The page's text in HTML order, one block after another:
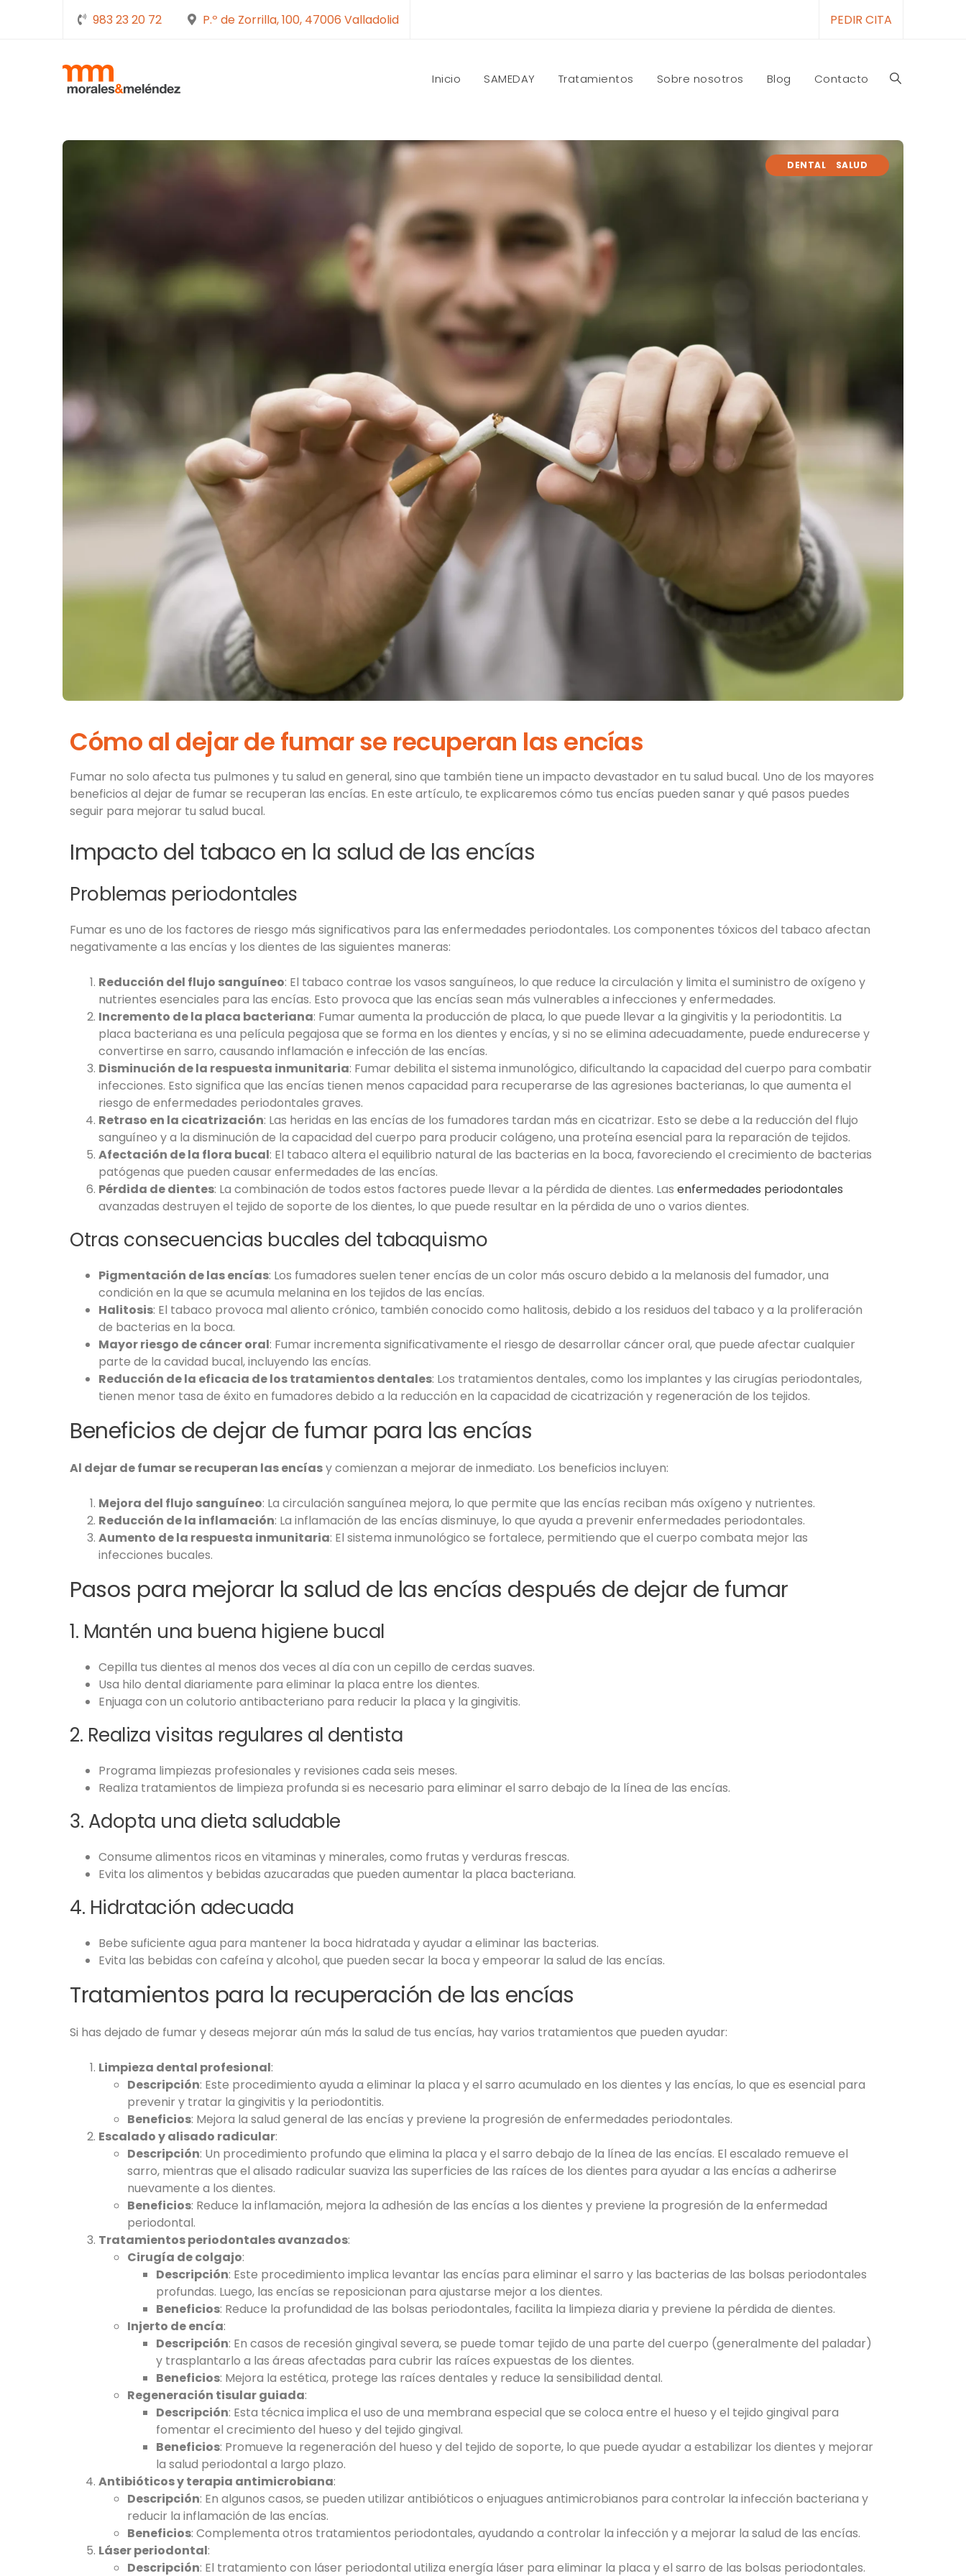
983 23 20 72 P.º de Zorrilla, 100, 47006 Valladolid PEDIR CITA
Inicio SAMEDAY Tratamientos Sobre nosotros Blog Contacto
DENTAL SALUD
Cómo al dejar de fumar se recuperan las encías
Fumar no solo afecta tus pulmones y tu salud en general, sino que también tiene un impacto devastador en tu salud bucal. Uno de los mayores
beneficios al dejar de fumar se recuperan las encías. En este artículo, te explicaremos cómo tus encías pueden sanar y qué pasos puedes
seguir para mejorar tu salud bucal.
Impacto del tabaco en la salud de las encías
Problemas periodontales
Fumar es uno de los factores de riesgo más significativos para las enfermedades periodontales. Los componentes tóxicos del tabaco afectan
negativamente a las encías y los dientes de las siguientes maneras:
Reducción del flujo sanguíneo: El tabaco contrae los vasos sanguíneos, lo que reduce la circulación y limita el suministro de oxígeno y
nutrientes esenciales para las encías. Esto provoca que las encías sean más vulnerables a infecciones y enfermedades.
Incremento de la placa bacteriana: Fumar aumenta la producción de placa, lo que puede llevar a la gingivitis y la periodontitis. La
placa bacteriana es una película pegajosa que se forma en los dientes y encías, y si no se elimina adecuadamente, puede endurecerse y
convertirse en sarro, causando inflamación e infección de las encías.
Disminución de la respuesta inmunitaria: Fumar debilita el sistema inmunológico, dificultando la capacidad del cuerpo para combatir
infecciones. Esto significa que las encías tienen menos capacidad para recuperarse de las agresiones bacterianas, lo que aumenta el
riesgo de enfermedades periodontales graves.
Retraso en la cicatrización: Las heridas en las encías de los fumadores tardan más en cicatrizar. Esto se debe a la reducción del flujo
sanguíneo y a la disminución de la capacidad del cuerpo para producir colágeno, una proteína esencial para la reparación de tejidos.
Afectación de la flora bucal: El tabaco altera el equilibrio natural de las bacterias en la boca, favoreciendo el crecimiento de bacterias
patógenas que pueden causar enfermedades de las encías.
Pérdida de dientes: La combinación de todos estos factores puede llevar a la pérdida de dientes. Las enfermedades periodontales
avanzadas destruyen el tejido de soporte de los dientes, lo que puede resultar en la pérdida de uno o varios dientes.
Otras consecuencias bucales del tabaquismo
Pigmentación de las encías: Los fumadores suelen tener encías de un color más oscuro debido a la melanosis del fumador, una
condición en la que se acumula melanina en los tejidos de las encías.
Halitosis: El tabaco provoca mal aliento crónico, también conocido como halitosis, debido a los residuos del tabaco y a la proliferación
de bacterias en la boca.
Mayor riesgo de cáncer oral: Fumar incrementa significativamente el riesgo de desarrollar cáncer oral, que puede afectar cualquier
parte de la cavidad bucal, incluyendo las encías.
Reducción de la eficacia de los tratamientos dentales: Los tratamientos dentales, como los implantes y las cirugías periodontales,
tienen menor tasa de éxito en fumadores debido a la reducción en la capacidad de cicatrización y regeneración de los tejidos.
Beneficios de dejar de fumar para las encías
Al dejar de fumar se recuperan las encíasy comienzan a mejorar de inmediato. Los beneficios incluyen:
Mejora del flujo sanguíneo: La circulación sanguínea mejora, lo que permite que las encías reciban más oxígeno y nutrientes.
Reducción de la inflamación: La inflamación de las encías disminuye, lo que ayuda a prevenir enfermedades periodontales.
Aumento de la respuesta inmunitaria: El sistema inmunológico se fortalece, permitiendo que el cuerpo combata mejor las
infecciones bucales.
Pasos para mejorar la salud de las encías después de dejar de fumar
1. Mantén una buena higiene bucal
Cepilla tus dientes al menos dos veces al día con un cepillo de cerdas suaves.
Usa hilo dental diariamente para eliminar la placa entre los dientes.
Enjuaga con un colutorio antibacteriano para reducir la placa y la gingivitis.
2. Realiza visitas regulares al dentista
Programa limpiezas profesionales y revisiones cada seis meses.
Realiza tratamientos de limpieza profunda si es necesario para eliminar el sarro debajo de la línea de las encías.
3. Adopta una dieta saludable
Consume alimentos ricos en vitaminas y minerales, como frutas y verduras frescas.
Evita los alimentos y bebidas azucaradas que pueden aumentar la placa bacteriana.
4. Hidratación adecuada
Bebe suficiente agua para mantener la boca hidratada y ayudar a eliminar las bacterias.
Evita las bebidas con cafeína y alcohol, que pueden secar la boca y empeorar la salud de las encías.
Tratamientos para la recuperación de las encías
Si has dejado de fumar y deseas mejorar aún más la salud de tus encías, hay varios tratamientos que pueden ayudar:
Limpieza dental profesional:
Descripción: Este procedimiento ayuda a eliminar la placa y el sarro acumulado en los dientes y las encías, lo que es esencial para
prevenir y tratar la gingivitis y la periodontitis.
Beneficios: Mejora la salud general de las encías y previene la progresión de enfermedades periodontales.
Escalado y alisado radicular:
Descripción: Un procedimiento profundo que elimina la placa y el sarro debajo de la línea de las encías. El escalado remueve el
sarro, mientras que el alisado radicular suaviza las superficies de las raíces de los dientes para ayudar a las encías a adherirse
nuevamente a los dientes.
Beneficios: Reduce la inflamación, mejora la adhesión de las encías a los dientes y previene la progresión de la enfermedad
periodontal.
Tratamientos periodontales avanzados:
Cirugía de colgajo:
Descripción: Este procedimiento implica levantar las encías para eliminar el sarro y las bacterias de las bolsas periodontales
profundas. Luego, las encías se reposicionan para ajustarse mejor a los dientes.
Beneficios: Reduce la profundidad de las bolsas periodontales, facilita la limpieza diaria y previene la pérdida de dientes.
Injerto de encía:
Descripción: En casos de recesión gingival severa, se puede tomar tejido de una parte del cuerpo (generalmente del paladar)
y trasplantarlo a las áreas afectadas para cubrir las raíces expuestas de los dientes.
Beneficios: Mejora la estética, protege las raíces dentales y reduce la sensibilidad dental.
Regeneración tisular guiada:
Descripción: Esta técnica implica el uso de una membrana especial que se coloca entre el hueso y el tejido gingival para
fomentar el crecimiento del hueso y del tejido gingival.
Beneficios: Promueve la regeneración del hueso y del tejido de soporte, lo que puede ayudar a estabilizar los dientes y mejorar
la salud periodontal a largo plazo.
Antibióticos y terapia antimicrobiana:
Descripción: En algunos casos, se pueden utilizar antibióticos o enjuagues antimicrobianos para controlar la infección bacteriana y
reducir la inflamación de las encías.
Beneficios: Complementa otros tratamientos periodontales, ayudando a controlar la infección y a mejorar la salud de las encías.
Láser periodontal:
Descripción: El tratamiento con láser periodontal utiliza energía láser para eliminar la placa y el sarro de las bolsas periodontales.